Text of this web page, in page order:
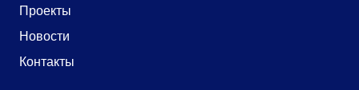
Проекты
Новости
Контакты